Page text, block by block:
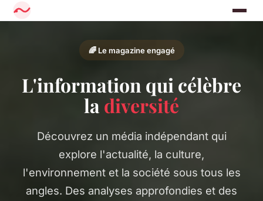
🌈 Le magazine engagé
L'information qui célèbre
ladiversité
Découvrez un média indépendant qui
explore l'actualité, la culture,
l'environnement et la société sous tous les
angles. Des analyses approfondies et des